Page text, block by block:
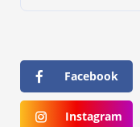
Facebook
Instagram